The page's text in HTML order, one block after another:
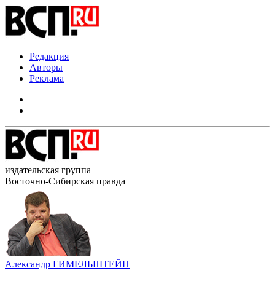
Редакция
Авторы
Реклама
издательская группа
Восточно-Сибирская правда
Александр ГИМЕЛЬШТЕЙН